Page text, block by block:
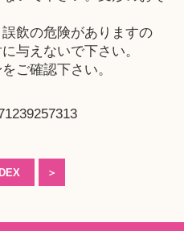
飲の危険がありますの
与えないで下さい。
ご確認下さい。
＞